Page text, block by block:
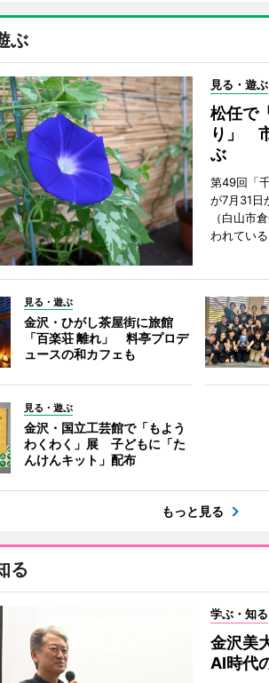
ぶ
見る・遊ぶ
松任で
り」
ぶ
第49回「
が7月31日
（白山市
われている
見る・遊ぶ
金沢・ひがし茶屋街に旅館
「百楽荘 離れ」 料亭プロデ
ュースの和カフェも
見る・遊ぶ
金沢・国立工芸館で「もよう
わくわく」展 子どもに「た
んけんキット」配布
もっと見る
る
学ぶ・知る
金沢美
AI時代